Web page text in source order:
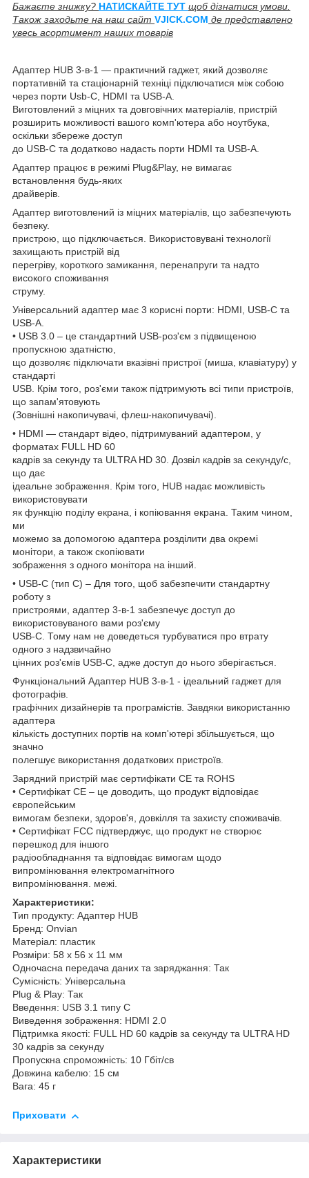
Бажаєте знижку? НАТИСКАЙТЕ ТУТ щоб дізнатися умови.
Також заходьте на наш сайт VJICK.COM де представлено
увесь асортимент наших товарів
Адаптер HUB 3-в-1 — практичний гаджет, який дозволяє
портативній та стаціонарній техніці підключатися між собою
через порти Usb-C, HDMI та USB-A.
Виготовлений з міцних та довговічних матеріалів, пристрій
розширить можливості вашого комп'ютера або ноутбука,
оскільки збереже доступ
до USB-C та додатково надасть порти HDMI та USB-A.
Адаптер працює в режимі Plug&Play, не вимагає
встановлення будь-яких
драйверів.
Адаптер виготовлений із міцних матеріалів, що забезпечують
безпеку.
пристрою, що підключається. Використовувані технології
захищають пристрій від
перегріву, короткого замикання, перенапруги та надто
високого споживання
струму.
Універсальний адаптер має 3 корисні порти: HDMI, USB-C та
USB-A.
• USB 3.0 – це стандартний USB-роз'єм з підвищеною
пропускною здатністю,
що дозволяє підключати вказівні пристрої (миша, клавіатуру) у
стандарті
USB. Крім того, роз'єми також підтримують всі типи пристроїв,
що запам'ятовують
(Зовнішні накопичувачі, флеш-накопичувачі).
• HDMI — стандарт відео, підтримуваний адаптером, у
форматах FULL HD 60
кадрів за секунду та ULTRA HD 30. Дозвіл кадрів за секунду/с,
що дає
ідеальне зображення. Крім того, HUB надає можливість
використовувати
як функцію поділу екрана, і копіювання екрана. Таким чином,
ми
можемо за допомогою адаптера розділити два окремі
монітори, а також скопіювати
зображення з одного монітора на інший.
• USB-C (тип C) – Для того, щоб забезпечити стандартну
роботу з
пристроями, адаптер 3-в-1 забезпечує доступ до
використовуваного вами роз'єму
USB-C. Тому нам не доведеться турбуватися про втрату
одного з надзвичайно
цінних роз'ємів USB-C, адже доступ до нього зберігається.
Функціональний Адаптер HUB 3-в-1 - ідеальний гаджет для
фотографів.
графічних дизайнерів та програмістів. Завдяки використанню
адаптера
кількість доступних портів на комп'ютері збільшується, що
значно
полегшує використання додаткових пристроїв.
Зарядний пристрій має сертифікати CE та ROHS
• Сертифікат CE – це доводить, що продукт відповідає
європейським
вимогам безпеки, здоров'я, довкілля та захисту споживачів.
• Сертифікат FCC підтверджує, що продукт не створює
перешкод для іншого
радіообладнання та відповідає вимогам щодо
випромінювання електромагнітного
випромінювання. межі.
Характеристики:
Тип продукту: Адаптер HUB
Бренд: Onvian
Матеріал: пластик
Розміри: 58 ​​x 56 x 11 мм
Одночасна передача даних та заряджання: Так
Сумісність: Універсальна
Plug & Play: Так
Введення: USB 3.1 типу C
Виведення зображення: HDMI 2.0
Підтримка якості: FULL HD 60 кадрів за секунду та ULTRA HD
30 кадрів за секунду
Пропускна спроможність: 10 Гбіт/св
Довжина кабелю: 15 см
Вага: 45 г
Приховати
Характеристики